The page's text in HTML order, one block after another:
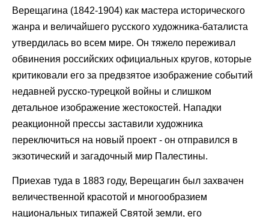
Верещагина (1842-1904) как мастера исторического
жанра и величайшего русского художника-баталиста
утвердилась во всем мире. Он тяжело переживал
обвинения российских официальных кругов, которые
критиковали его за предвзятое изображение событий
недавней русско-турецкой войны и слишком
детальное изображение жестокостей. Нападки
реакционной прессы заставили художника
переключиться на новый проект - он отправился в
экзотический и загадочный мир Палестины.
Приехав туда в 1883 году, Верещагин был захвачен
величественной красотой и многообразием
национальных типажей Святой земли, его